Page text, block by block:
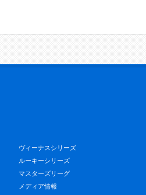
ヴィーナスシリーズ
ルーキーシリーズ
マスターズリーグ
メディア情報